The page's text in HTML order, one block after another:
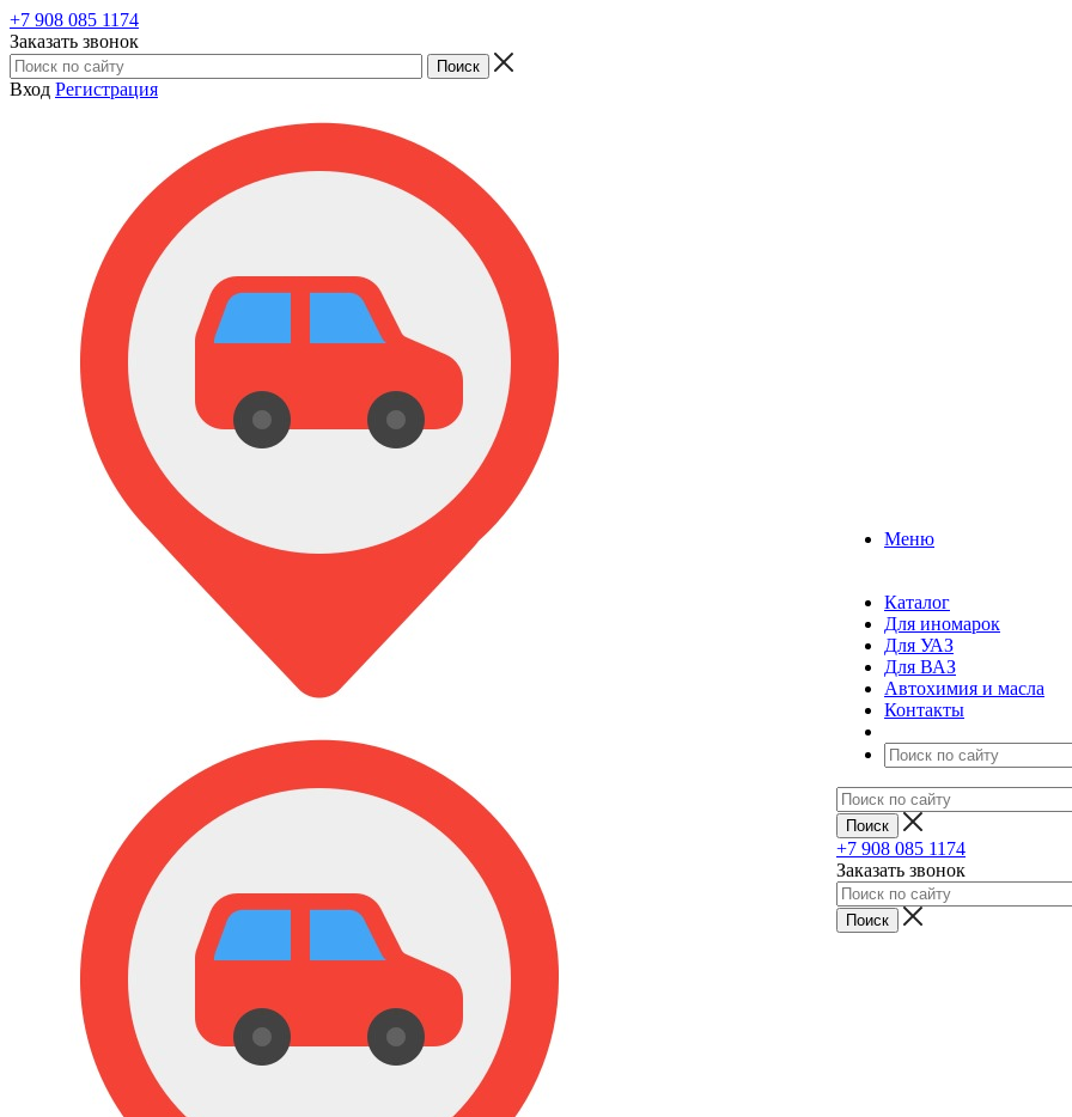
+7 908 085 1174
Заказать звонок
Вход Регистрация
Меню
Каталог
Для иномарок
Для УАЗ
Для ВАЗ
Автохимия и масла
Контакты
+7 908 085 1174
Заказать звонок